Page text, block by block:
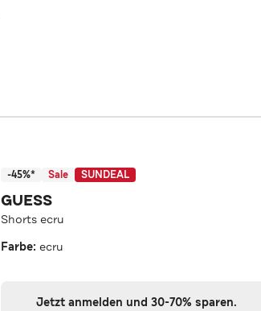
-45%* Sale SUNDEAL
GUESS
Shorts ecru
Farbe:ecru
Jetzt anmelden und 30-70% sparen.